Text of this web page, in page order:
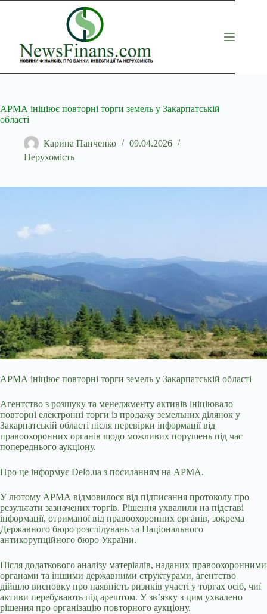
Перейти
АРМА ініціює повторні торги земель у Закарпатській
області
Карина Панченко
09.04.2026
Нерухомість
АРМА ініціює повторні торги земель у Закарпатській області
Агентство з розшуку та менеджменту активів ініціювало
повторні електронні торги із продажу земельних ділянок у
Закарпатській області після перевірки інформації від
правоохоронних органів щодо можливих порушень під час
попереднього аукціону.
Про це інформує Delo.ua з посиланням на АРМА.
У лютому АРМА відмовилося від підписання протоколу про
результати зазначених торгів. Рішення ухвалили на підставі
інформації, отриманої від правоохоронних органів, зокрема
Державного бюро розслідувань та Національного
антикорупційного бюро України.
Після додаткового аналізу матеріалів, наданих правоохоронними
органами та іншими державними структурами, агентство
дійшло висновку про наявність ризиків участі у торгах осіб, чиї
активи перебувають під арештом. У зв’язку з цим ухвалено
рішення про організацію повторного аукціону.